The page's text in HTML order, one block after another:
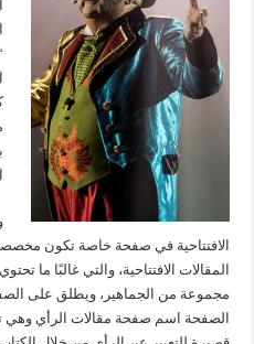
الافتتاحية في صفحة خاصة تكون
المقالات الافتتاحية، والتي غالبًا ما
مجموعة من الجماهير، ويطلق على
الصفحة اسم صفحة مقالات الرأي